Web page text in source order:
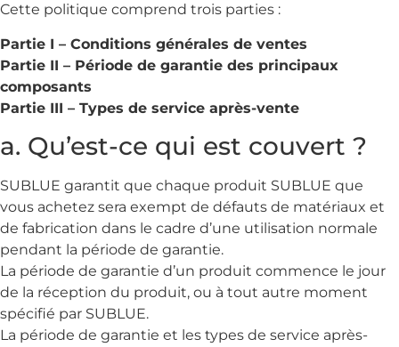
Cette politique comprend trois parties :
Partie I – Conditions générales de ventes
Partie II – Période de garantie des principaux
composants
Partie III – Types de service après-vente
a. Qu’est-ce qui est couvert ?
SUBLUE garantit que chaque produit SUBLUE que
vous achetez sera exempt de défauts de matériaux et
de fabrication dans le cadre d’une utilisation normale
pendant la période de garantie.
La période de garantie d’un produit commence le jour
de la réception du produit, ou à tout autre moment
spécifié par SUBLUE.
La période de garantie et les types de service après-